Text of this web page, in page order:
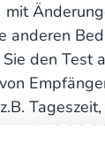
mit
anderen
den Test
gleich